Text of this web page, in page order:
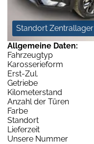
Standort Zentrallager
Allgemeine Daten:
Fahrzeugtyp
Karosserieform
Erst-Zul.
Getriebe
Kilometerstand
Anzahl der Türen
Farbe
Standort
Lieferzeit
Unsere Nummer